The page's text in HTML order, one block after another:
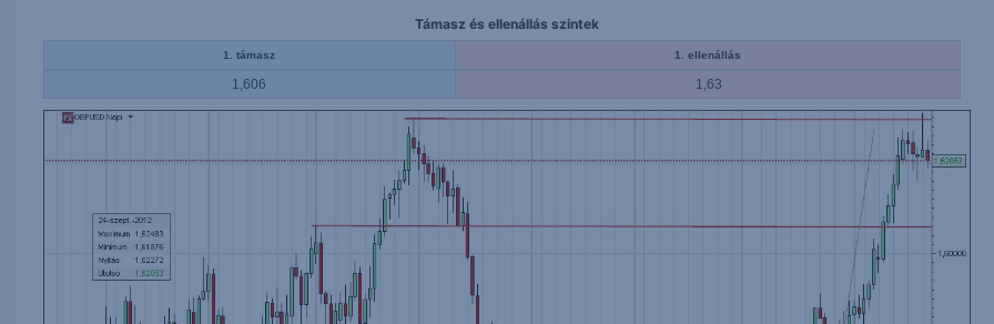
Támasz és ellenállás szintek
1. támasz 1. ellenállás
1,606 1,63